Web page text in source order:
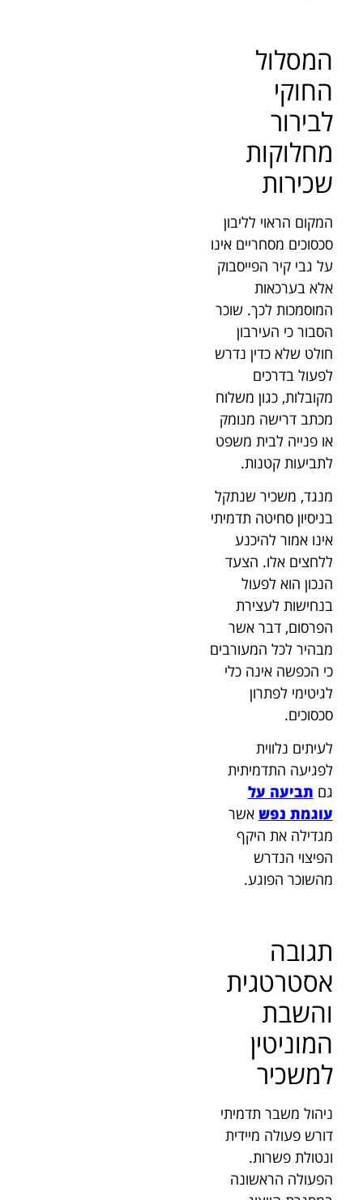
המסלול
החוקי
לבירור
מחלוקות
שכירות
המקום הראוי לליבון
סכסוכים מסחריים אינו
על גבי קיר הפייסבוק
אלא בערכאות
המוסמכות לכך. שוכר
הסבור כי העירבון
חולט שלא כדין נדרש
לפעול בדרכים
מקובלות, כגון משלוח
מכתב דרישה מנומק
או פנייה לבית משפט
לתביעות קטנות.
מנגד, משכיר שנתקל
בניסיון סחיטה תדמיתי
אינו אמור להיכנע
ללחצים אלו. הצעד
הנכון הוא לפעול
בנחישות לעצירת
הפרסום, דבר אשר
מבהיר לכל המעורבים
כי הכפשה אינה כלי
לגיטימי לפתרון
סכסוכים.
לעיתים נלווית
לפגיעה התדמיתית
גם תביעה על
עוגמת נפש אשר
מגדילה את היקף
הפיצוי הנדרש
מהשוכר הפוגע.
תגובה
אסטרטגית
והשבת
המוניטין
למשכיר
ניהול משבר תדמיתי
דורש פעולה מיידית
ונטולת פשרות.
הפעולה הראשונה